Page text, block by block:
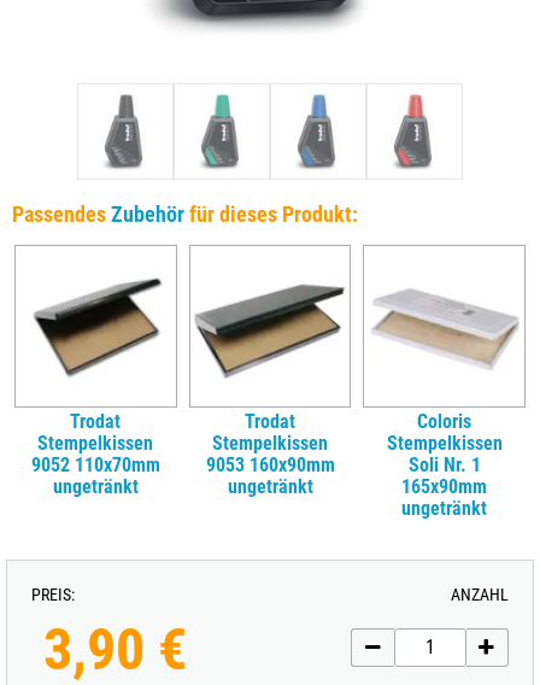
PassendesZubehörfür dieses Produkt:
Trodat
Stempelkissen
9052 110x70mm
ungetränkt
Trodat
Stempelkissen
9053 160x90mm
ungetränkt
Coloris
Stempelkissen
Soli Nr. 1
165x90mm
ungetränkt
PREIS:
3,90 €
ANZAHL